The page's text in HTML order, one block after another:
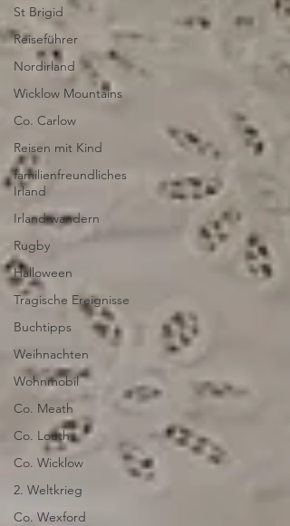
St Brigid
Reiseführer
Nordirland
Wicklow Mountains
Co. Carlow
Reisen mit Kind
familienfreundliches
Irland
Irland wandern
Rugby
Halloween
Tragische Ereignisse
Buchtipps
Weihnachten
Wohnmobil
Co. Meath
Co. Louth
Co. Wicklow
2. Weltkrieg
Co. Wexford